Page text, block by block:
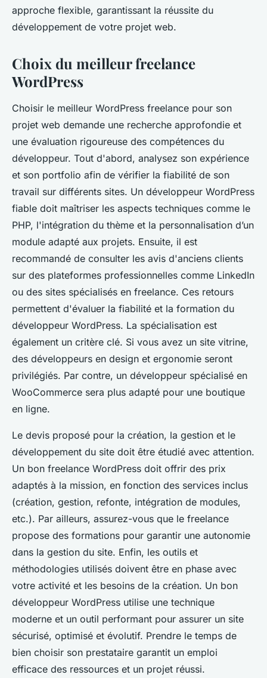
approche flexible, garantissant la réussite du
développement de votre projet web.
Choix du meilleur freelance
WordPress
Choisir le meilleur WordPress freelance pour son
projet web demande une recherche approfondie et
une évaluation rigoureuse des compétences du
développeur. Tout d'abord, analysez son expérience
et son portfolio afin de vérifier la fiabilité de son
travail sur différents sites. Un développeur WordPress
fiable doit maîtriser les aspects techniques comme le
PHP, l'intégration du thème et la personnalisation d’un
module adapté aux projets. Ensuite, il est
recommandé de consulter les avis d'anciens clients
sur des plateformes professionnelles comme LinkedIn
ou des sites spécialisés en freelance. Ces retours
permettent d'évaluer la fiabilité et la formation du
développeur WordPress. La spécialisation est
également un critère clé. Si vous avez un site vitrine,
des développeurs en design et ergonomie seront
privilégiés. Par contre, un développeur spécialisé en
WooCommerce sera plus adapté pour une boutique
en ligne.
Le devis proposé pour la création, la gestion et le
développement du site doit être étudié avec attention.
Un bon freelance WordPress doit offrir des prix
adaptés à la mission, en fonction des services inclus
(création, gestion, refonte, intégration de modules,
etc.). Par ailleurs, assurez-vous que le freelance
propose des formations pour garantir une autonomie
dans la gestion du site. Enfin, les outils et
méthodologies utilisés doivent être en phase avec
votre activité et les besoins de la création. Un bon
développeur WordPress utilise une technique
moderne et un outil performant pour assurer un site
sécurisé, optimisé et évolutif. Prendre le temps de
bien choisir son prestataire garantit un emploi
efficace des ressources et un projet réussi.